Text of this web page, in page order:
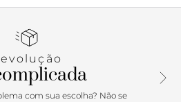
ao cabedal, que segue pelas
sobre o peito do pé, sendo
Exibe todo o peito do pé e
com sua escolha? Não se